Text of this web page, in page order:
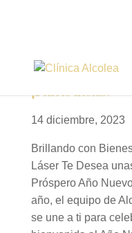
¡Felices fiestas!
14 diciembre, 2023
Brillando con
Láser Te Desea
Próspero Año
año, el equipo de
se une a ti para